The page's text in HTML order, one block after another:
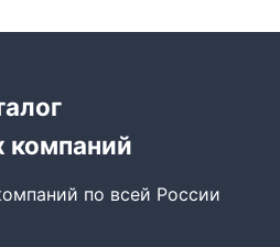
по всей России